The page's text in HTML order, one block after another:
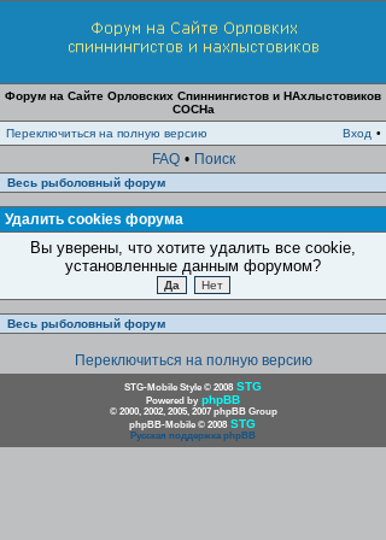
Форум на Сайте Орловских Спиннингистов и НАхлыстовиков
СОСНа
Переключиться на полную версию
Вход •
FAQ • Поиск
Весь рыболовный форум
Удалить cookies форума
Вы уверены, что хотите удалить все cookie,
установленные данным форумом?
Весь рыболовный форум
Переключиться на полную версию
STG-Mobile Style © 2008 STG
Powered by phpBB
© 2000, 2002, 2005, 2007 phpBB Group
phpBB-Mobile © 2008 STG
Русская поддержка phpBB